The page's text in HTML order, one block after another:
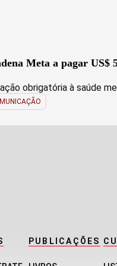
Meta a pagar US$
obrigatória à saúde
PUBLICAÇÕES